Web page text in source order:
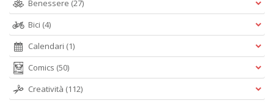
Benessere (27)
Bici (4)
Calendari (1)
Comics (50)
Creatività (112)